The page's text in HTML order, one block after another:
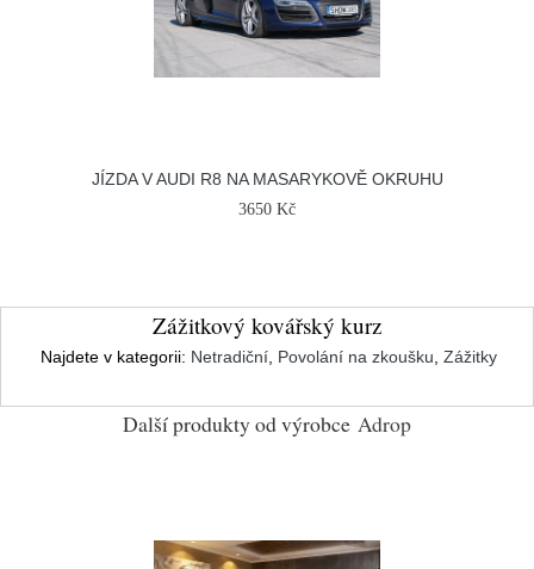
JÍZDA V AUDI R8 NA MASARYKOVĚ OKRUHU
3650 Kč
Zážitkový kovářský kurz
Najdete v kategorii: Netradiční, Povolání na zkoušku Zážitky
Další produkty od výrobce Adrop